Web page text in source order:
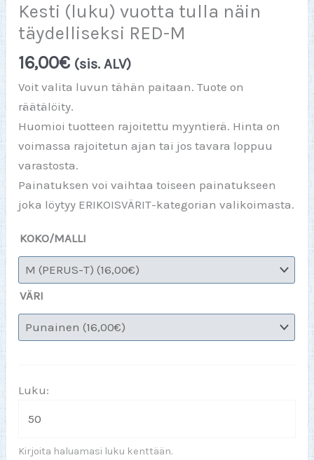
Kesti (luku) vuotta tulla näin
täydelliseksi RED-M
16,00€ (sis. ALV)
Voit valita luvun tähän paitaan. Tuote on
räätälöity.
Huomioi tuotteen rajoitettu myyntierä. Hinta on
voimassa rajoitetun ajan tai jos tavara loppuu
varastosta.
Painatuksen voi vaihtaa toiseen painatukseen
joka löytyy ERIKOISVÄRIT-kategorian valikoimasta.
KOKO/MALLI
VÄRI
Luku:
Kirjoita haluamasi luku kenttään.